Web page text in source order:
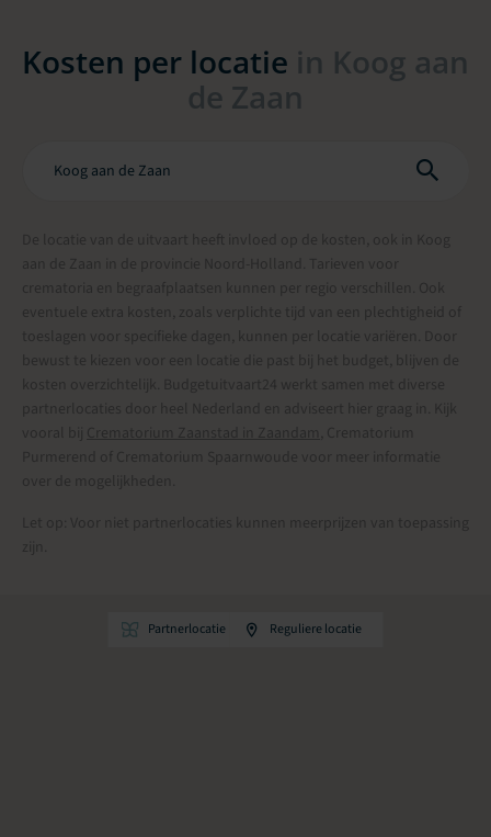
Kosten per locatie in Koog aan
de Zaan
Partnerlocatie Reguliere locatie